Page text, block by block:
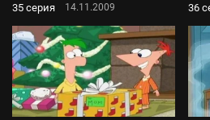
35 серия 14.11.2009 36